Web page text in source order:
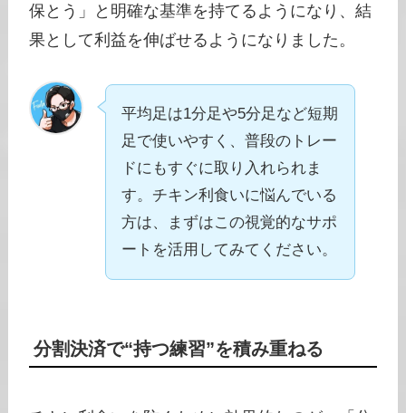
保とう」と明確な基準を持てるようになり、結
果として利益を伸ばせるようになりました。
平均足は1分足や5分足など短期
足で使いやすく、普段のトレー
ドにもすぐに取り入れられま
す。チキン利食いに悩んでいる
方は、まずはこの視覚的なサポ
ートを活用してみてください。
分割決済で“持つ練習”を積み重ねる